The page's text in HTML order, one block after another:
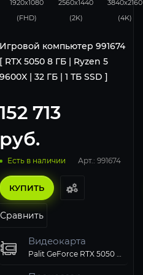
1920x1080
(FHD)
2560x1440
(2K)
3840x2160
(4K)
Игровой компьютер 991674
[ RTX 5050 8 ГБ | Ryzen 5
9600X | 32 ГБ | 1 ТБ SSD ]
152 713
руб.
Есть в наличии Арт.: 991674
КУПИТЬ
Сравнить
Видеокарта